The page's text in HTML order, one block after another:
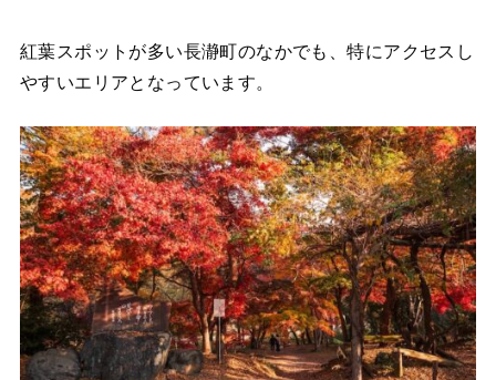
紅葉スポットが多い長瀞町のなかでも、特にアクセスし
やすいエリアとなっています。